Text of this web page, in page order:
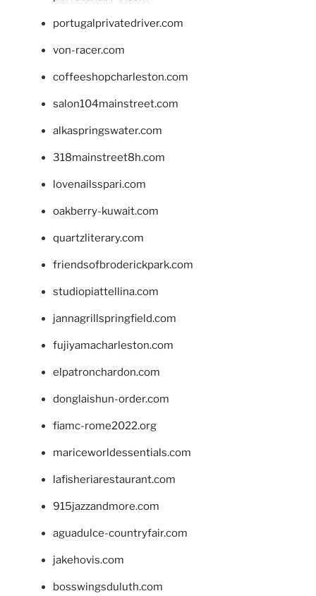
portugalprivatedriver.com
von-racer.com
coffeeshopcharleston.com
salon104mainstreet.com
alkaspringswater.com
318mainstreet8h.com
lovenailsspari.com
oakberry-kuwait.com
quartzliterary.com
friendsofbroderickpark.com
studiopiattellina.com
jannagrillspringfield.com
fujiyamacharleston.com
elpatronchardon.com
donglaishun-order.com
fiamc-rome2022.org
mariceworldessentials.com
lafisheriarestaurant.com
915jazzandmore.com
aguadulce-countryfair.com
jakehovis.com
bosswingsduluth.com